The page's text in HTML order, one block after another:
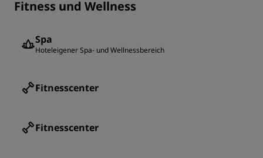
Fitness und Wellness
Spa
Hoteleigener Spa- und Wellnessbereich
Fitnesscenter
Fitnesscenter